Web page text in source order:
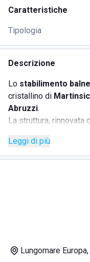
Caratteristiche
Tipologia
Descrizione
Lo stabilimento
cristallino di
Abruzzi.
La struttura, rinnovata
distanziati, un
caldo estivo,
• beach volley;
Leggi di più
Lungomare